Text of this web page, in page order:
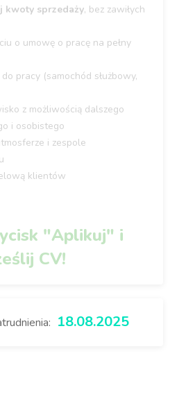
kwoty sprzedaży, bez zawiłych
o umowę o pracę na pełny
pracy (samochód służbowy,
z możliwością dalszego
i osobistego
i zespole
klientów
"Aplikuj" i
CV!
18.08.2025